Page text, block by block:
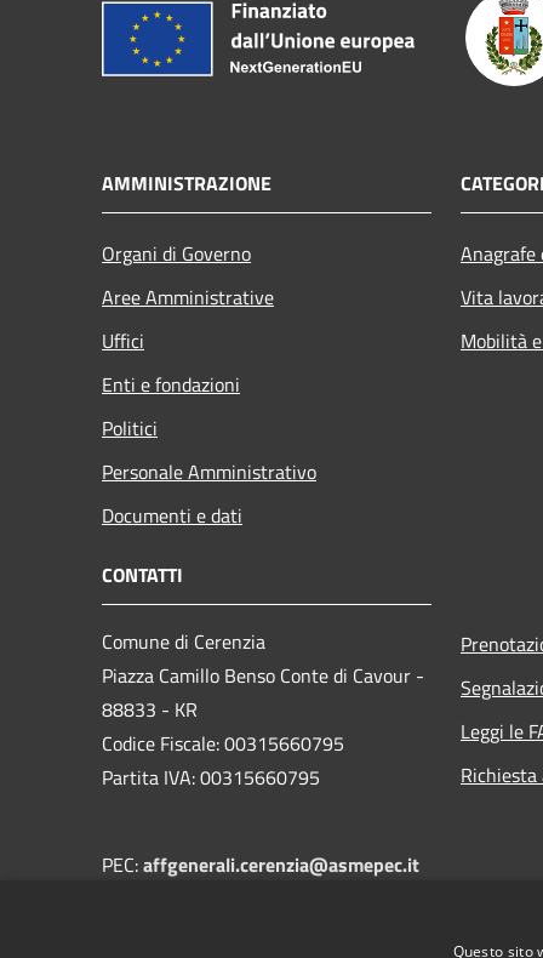
AMMINISTRAZIONE
Organi di Governo
Aree Amministrative
Uffici
Enti e fondazioni
Politici
Personale Amministrativo
Documenti e dati
Vita
Mobilità
CONTATTI
Comune di Cerenzia
Piazza Camillo Benso Conte di Cavour -
88833 - KR
Codice Fiscale: 00315660795
Partita IVA: 00315660795
PEC:affgenerali.cerenzia@asmepec.it
Leggi le
Questo sito